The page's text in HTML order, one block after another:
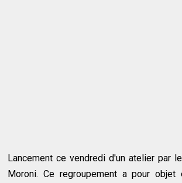
Lancement ce vendredi d'un atelier par
Moroni. Ce regroupement a pour objet